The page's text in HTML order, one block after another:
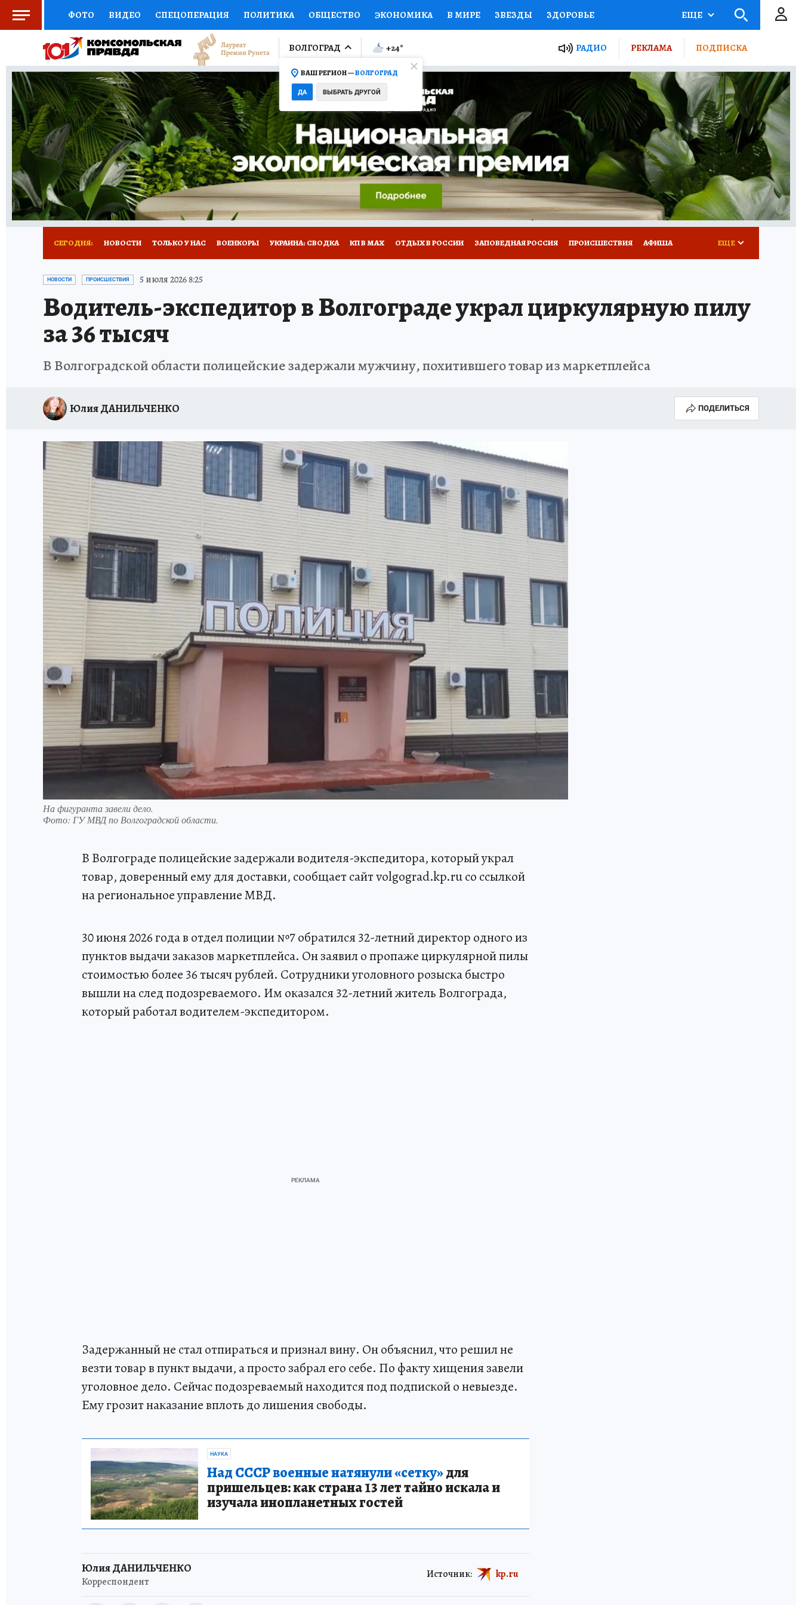
ФОТО ВИДЕО СПЕЦОПЕРАЦИЯ ПОЛИТИКА ОБЩЕСТВО ЭКОНОМИКА В МИРЕ ЗВЕЗДЫ ЗДОРОВЬЕ
СОЦПОДДЕРЖКА НАУКА СПОРТ КОЛУМНИСТЫ ПРОИСШЕСТВИЯ НАЦИОНАЛЬНЫЕ ПРОЕКТЫ РОССИИ
ВЫБОР ЭКСПЕРТОВ ДОКТОР ФИНАНСЫ ОТКРЫВАЕМ МИР Я ЗНАЮ СЕМЬЯ ЖЕНСКИЕ СЕКРЕТЫ ПУТЕВОДИТЕЛЬ
КНИЖНАЯ ПОЛКА ПРОГНОЗЫ НА СПОРТ ПРОМОКОДЫ СЕРИАЛЫ СПЕЦПРОЕКТЫ ДЕФИЦИТ ЖЕЛЕЗА ТУРИЗМ
ПРЕСС-ЦЕНТР НЕДВИЖИМОСТЬ ТЕЛЕВИЗОР КОЛЛЕКЦИИ КОНКУРСЫ РАБОТА У НАС ГИД ПОТРЕБИТЕЛЯ ВСЕ О КП
РАДИО КП РЕКЛАМА ТЕСТЫ НОВОЕ НА САЙТЕ
ЕЩЕ
ВОЛГОГРАД
ВАШ РЕГИОН —ВОЛГОГРАД
ДА ВЫБРАТЬ ДРУГОЙ
+24° РАДИО РЕКЛАМА ПОДПИСКА
СЕГОДНЯ: НОВОСТИ ТОЛЬКО У НАС ВОЕНКОРЫ УКРАИНА: СВОДКА КП В МАХ ОТДЫХ В РОССИИ ЗАПОВЕДНАЯ РОССИЯ ПРОИСШЕСТВИЯ АФИША
ИСПЫТАНО НА СЕБЕ
ЕЩЕ
НОВОСТИ ПРОИСШЕСТВИЯ 5 июля 2026 8:25
Водитель-экспедитор в Волгограде украл циркулярную пилу
за 36 тысяч
В Волгоградской области полицейские задержали мужчину, похитившего товар из маркетплейса
Юлия ДАНИЛЬЧЕНКО ПОДЕЛИТЬСЯ
На фигуранта завели дело.
Фото: ГУ МВД по Волгоградской области.
В Волгограде полицейские задержали водителя-экспедитора, который украл
товар, доверенный ему для доставки, сообщает сайт volgograd.kp.ru со ссылкой
на региональное управление МВД.
30 июня 2026 года в отдел полиции №7 обратился 32-летний директор одного из
пунктов выдачи заказов маркетплейса. Он заявил о пропаже циркулярной пилы
стоимостью более 36 тысяч рублей. Сотрудники уголовного розыска быстро
вышли на след подозреваемого. Им оказался 32-летний житель Волгограда,
который работал водителем-экспедитором.
Задержанный не стал отпираться и признал вину. Он объяснил, что решил не
везти товар в пункт выдачи, а просто забрал его себе. По факту хищения завели
уголовное дело. Сейчас подозреваемый находится под подпиской о невыезде.
Ему грозит наказание вплоть до лишения свободы.
НАУКА
Над СССР военные натянули «сетку»для
пришельцев: как страна 13 лет тайно искала и
изучала инопланетных гостей
Юлия ДАНИЛЬЧЕНКО
Корреспондент
Источник: kp.ru